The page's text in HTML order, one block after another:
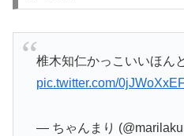
椎木知仁かっこいいほん
pic.twitter.com/
— ちゃんまり